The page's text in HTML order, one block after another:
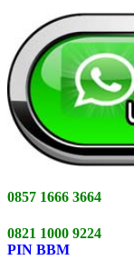
0857 1666 3664
0821 1000 9224
PIN BBM